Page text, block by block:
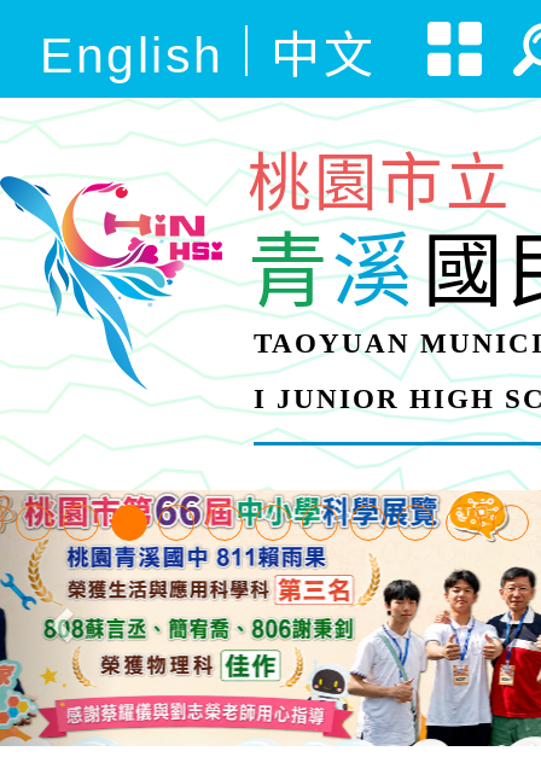
English 中文
桃園市立
青溪國
TAOYUAN
I JUNIOR HIGH
【甄選結果(第4招)】
學年度第1學期第9次
結果(第4招)
【甄選結果(第12招)】
學年度第1學期第7次代
轉知：桃園市115學年